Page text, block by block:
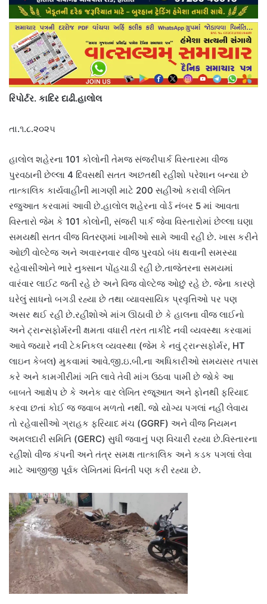
રિપોર્ટર. કાદિર દાઢી.હાલોલ
તા.૧.૮.૨૦૨૫
હાલોલ શહેરના 101 કોલોની તેમજ સંજરીપાર્ક વિસ્તારમા વીજ
પુરવઠાની છેલ્લા 4 દિવસથી સતત અછતથી રહીશો પરેશાન બન્યા છે
તાત્કાલિક કાર્યવાહીની માગણી માટે 200 સહીઓ કરાવી લેખિત
રજુઆત કરવામાં આવી છે.હાલોલ શહેરના વોર્ડ નંબર 5 માં આવતા
વિસ્તારો જેમ કે 101 કોલોની, સંજરી પાર્ક જેવા વિસ્તારોમાં છેલ્લા ઘણા
સમયથી સતત વીજ વિતરણમાં ખામીઓ સામે આવી રહી છે. ખાસ કરીને
ઓછી વોલ્ટેજ અને અવારનવાર વીજ પુરવઠો બંધ થવાની સમસ્યા
રહેવાસીઓને ભારે નુક્સાન પોંહચાડી રહી છે.તાજેતરના સમયમાં
વારંવાર લાઈટ જતી રહે છે અને વિજ વોલ્ટેજ ઓછું રહે છે. જેના કારણે
ઘરેલું સાધનો બગડી રહ્યા છે તથા વ્યાવસાયિક પ્રવૃત્તિઓ પર પણ
અસર થઈ રહી છે.રહીશોએ માંગ ઊઠાવી છે કે હાલના વીજ લાઈનો
અને ટ્રાન્સફોર્મરની ક્ષમતા વધારી તરત તાકીદે નવી વ્યવસ્થા કરવામાં
આવે જ્યારે નવી ટેકનિકલ વ્યવસ્થા (જેમ કે નવું ટ્રાન્સફોર્મર, HT
લાઇન કેબલ) મુકવામાં આવે.જી.ઇ.બી.ના અધિકારીઓ સમયસર તપાસ
કરે અને કામગીરીમાં ગતિ લાવે તેવી માંગ ઉઠવા પામી છે જોકે આ
બાબતે આક્ષેપ છે કે અનેક વાર લેખિત રજૂઆત અને ફોનથી ફરિયાદ
કરવા છતાં કોઈ જ જવાબ મળતો નથી. જો યોગ્ય પગલાં નહીં લેવાય
તો રહેવાસીઓ ગ્રાહક ફરિયાદ મંચ (GGRF) અને વીજ નિયમન
અમલદારી સમિતિ (GERC) સુધી જવાનું પણ વિચારી રહ્યા છે.વિસ્તારના
રહીશો વીજ કંપની અને તંત્ર સમક્ષ તાત્કાલિક અને કડક પગલાં લેવા
માટે આજીજી પૂર્વક લેખિતમાં વિનંતી પણ કરી રહ્યા છે.